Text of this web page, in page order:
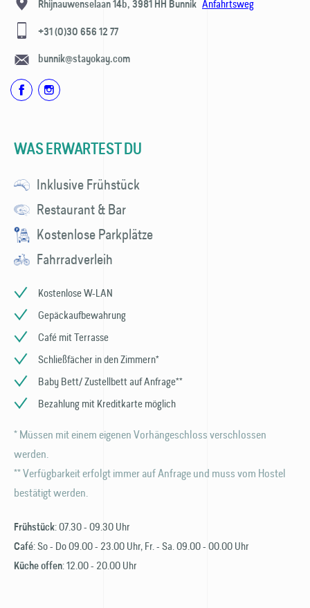
Rhijnauwenselaan 14b, 3981 HH Bunnik Anfahrtsweg
+31 (0)30 656 12 77
bunnik@stayokay.com
WAS ERWARTEST DU
Inklusive Frühstück
Restaurant & Bar
Kostenlose Parkplätze
Fahrradverleih
Kostenlose W-LAN
Gepäckaufbewahrung
Café mit Terrasse
Schließfächer in den Zimmern*
Baby Bett/ Zustellbett auf Anfrage**
Bezahlung mit Kreditkarte möglich
* Müssen mit einem eigenen Vorhängeschloss verschlossen
werden.
** Verfügbarkeit erfolgt immer auf Anfrage und muss vom Hostel
bestätigt werden.
Frühstück: 07.30 - 09.30 Uhr
Café: So - Do 09.00 - 23.00 Uhr, Fr. - Sa. 09.00 - 00.00 Uhr
Küche offen: 12.00 - 20.00 Uhr